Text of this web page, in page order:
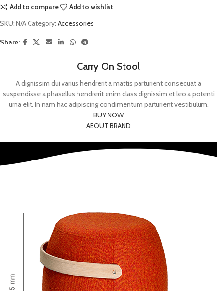
Add to compare
Add to wishlist
SKU: N/ACategory: Accessories
Share:
Carry On Stool
A dignissim dui varius hendrerit a mattis parturient consequat a
suspendisse a phasellus hendrerit enim class dignissim et leo a potenti
urna elit. In nam hac adipiscing condimentum parturient vestibulum.
BUY NOW
ABOUT BRAND